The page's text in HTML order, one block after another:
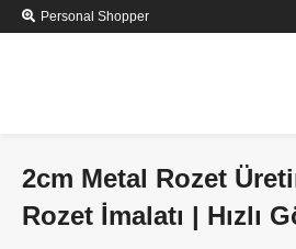
Personal Shopper
2cm Metal Rozet
Rozet İmalatı | Hızlı